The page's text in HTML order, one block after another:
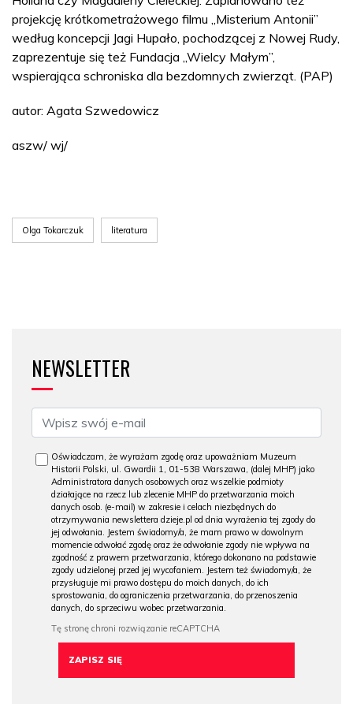
projekcję krótkometrażowego filmu „Misterium Antonii”
według koncepcji Jagi Hupało, pochodzącej z Nowej Rudy,
zaprezentuje się też Fundacja „Wielcy Małym”,
wspierająca schroniska dla bezdomnych zwierząt. (PAP)
autor: Agata Szwedowicz
aszw/ wj/
Olga Tokarczuk literatura
NEWSLETTER
Oświadczam, że wyrażam zgodę oraz upoważniam Muzeum
Historii Polski, ul. Gwardii 1, 01-538 Warszawa, (dalej MHP) jako
Administratora danych osobowych oraz wszelkie podmioty
działające na rzecz lub zlecenie MHP do przetwarzania moich
danych osob. (e-mail) w zakresie i celach niezbędnych do
otrzymywania newslettera dzieje.pl od dnia wyrażenia tej zgody do
jej odwołania. Jestem świadomy/a, że mam prawo w dowolnym
momencie odwołać zgodę oraz że odwołanie zgody nie wpływa na
zgodność z prawem przetwarzania, którego dokonano na podstawie
zgody udzielonej przed jej wycofaniem. Jestem też świadomy/a, że
przysługuje mi prawo dostępu do moich danych, do ich
sprostowania, do ograniczenia przetwarzania, do przenoszenia
danych, do sprzeciwu wobec przetwarzania.